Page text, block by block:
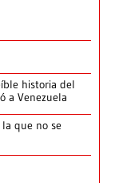
historia del
a Venezuela
la que no se